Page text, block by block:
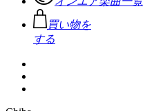
買い物を
する